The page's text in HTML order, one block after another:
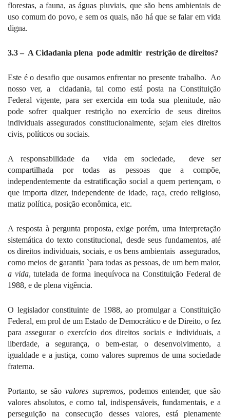
florestas, a fauna, as águas pluviais, que são bens ambientais de
uso comum do povo, e sem os quais, não há que se falar em vida
digna.
3.3 – A Cidadania plena pode admitir restrição de direitos?
Este é o desafio que ousamos enfrentar no presente trabalho. Ao
nosso ver, a
cidadania, tal como está posta na Constituição
Federal vigente, para ser exercida em toda sua plenitude, não
pode sofrer qualquer restrição no exercício de seus direitos
individuais assegurados constitucionalmente, sejam eles direitos
civis, políticos ou sociais.
A responsabilidade da vida em sociedade,
deve ser
compartilhada por todas as pessoas que a compõe,
independentemente da estratificação social a quem pertençam, o
que importa dizer, independente de idade, raça, credo religioso,
matiz política, posição econômica, etc.
A resposta à pergunta proposta, exige porém, uma interpretação
sistemática do texto constitucional, desde seus fundamentos, até
os direitos individuais, sociais, e os bens ambientais assegurados,
como meios de garantia `para todas as pessoas, de um bem maior,
a vida, tutelada de forma inequívoca na Constituição Federal de
1988, e de plena vigência.
O legislador constituinte de 1988, ao promulgar a Constituição
Federal, em prol de um Estado de Democrático e de Direito, o fez
para assegurar o exercício dos direitos sociais e individuais, a
liberdade, a segurança, o bem-estar, o desenvolvimento, a
igualdade e a justiça, como valores supremos de uma sociedade
fraterna.
Portanto, se sãovalores supremos, podemos entender, que são
valores absolutos, e como tal, indispensáveis, fundamentais, e a
perseguição na consecução desses valores, está plenamente